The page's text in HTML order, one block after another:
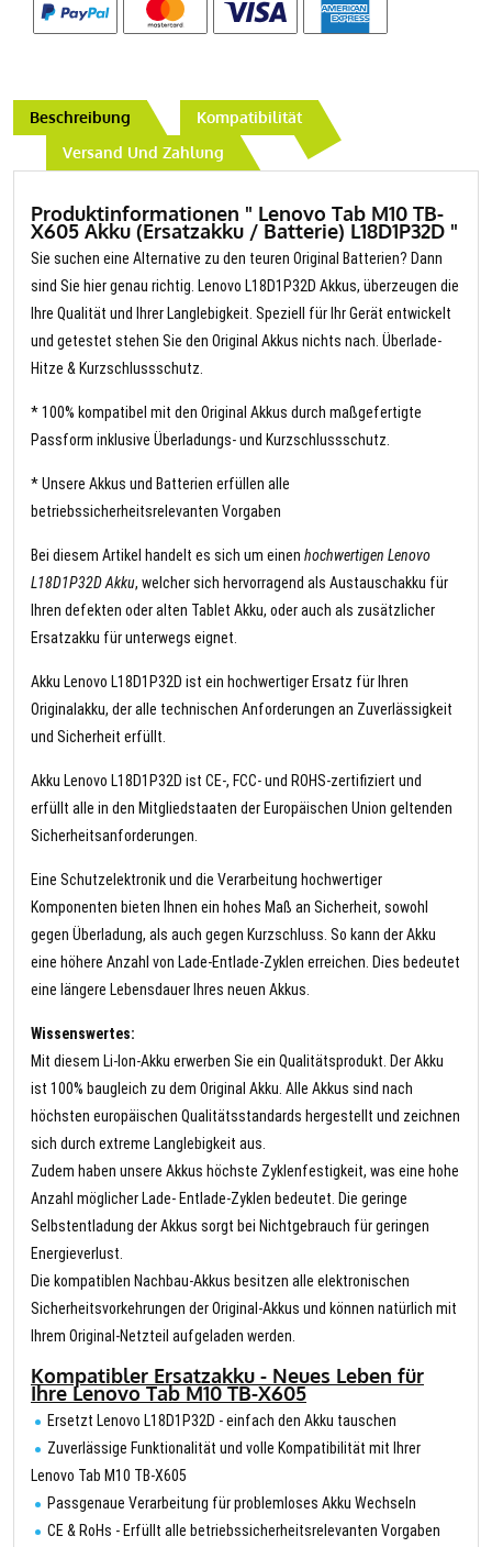
Beschreibung
Kompatibilität
Versand Und Zahlung
Produktinformationen " Lenovo Tab M10 TB-
X605 Akku (Ersatzakku / Batterie) L18D1P32D "
Sie suchen eine Alternative zu den teuren Original Batterien? Dann
sind Sie hier genau richtig. Lenovo L18D1P32D Akkus, überzeugen die
Ihre Qualität und Ihrer Langlebigkeit. Speziell für Ihr Gerät entwickelt
und getestet stehen Sie den Original Akkus nichts nach. Überlade-
Hitze & Kurzschlussschutz.
* 100% kompatibel mit den Original Akkus durch maßgefertigte
Passform inklusive Überladungs- und Kurzschlussschutz.
* Unsere Akkus und Batterien erfüllen alle
betriebssicherheitsrelevanten Vorgaben
Bei diesem Artikel handelt es sich um einen hochwertigen Lenovo
L18D1P32D Akku, welcher sich hervorragend als Austauschakku für
Ihren defekten oder alten Tablet Akku, oder auch als zusätzlicher
Ersatzakku für unterwegs eignet.
Akku Lenovo L18D1P32D ist ein hochwertiger Ersatz für Ihren
Originalakku, der alle technischen Anforderungen an Zuverlässigkeit
und Sicherheit erfüllt.
Akku Lenovo L18D1P32D ist CE-, FCC- und ROHS-zertifiziert und
erfüllt alle in den Mitgliedstaaten der Europäischen Union geltenden
Sicherheitsanforderungen.
Eine Schutzelektronik und die Verarbeitung hochwertiger
Komponenten bieten Ihnen ein hohes Maß an Sicherheit, sowohl
gegen Überladung, als auch gegen Kurzschluss. So kann der Akku
eine höhere Anzahl von Lade-Entlade-Zyklen erreichen. Dies bedeutet
eine längere Lebensdauer Ihres neuen Akkus.
Wissenswertes:
Mit diesem Li-Ion-Akku erwerben Sie ein Qualitätsprodukt. Der Akku
ist 100% baugleich zu dem Original Akku. Alle Akkus sind nach
höchsten europäischen Qualitätsstandards hergestellt und zeichnen
sich durch extreme Langlebigkeit aus.
Zudem haben unsere Akkus höchste Zyklenfestigkeit, was eine hohe
Anzahl möglicher Lade- Entlade-Zyklen bedeutet. Die geringe
Selbstentladung der Akkus sorgt bei Nichtgebrauch für geringen
Energieverlust.
Die kompatiblen Nachbau-Akkus besitzen alle elektronischen
Sicherheitsvorkehrungen der Original-Akkus und können natürlich mit
Ihrem Original-Netzteil aufgeladen werden.
Kompatibler Ersatzakku - Neues Leben für
Ihre Lenovo Tab M10 TB-X605
Ersetzt Lenovo L18D1P32D - einfach den Akku tauschen
Zuverlässige Funktionalität und volle Kompatibilität mit Ihrer
Lenovo Tab M10 TB-X605
Passgenaue Verarbeitung für problemloses Akku Wechseln
CE & RoHs - Erfüllt alle betriebssicherheitsrelevanten Vorgaben